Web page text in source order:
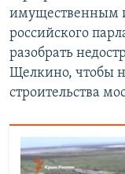
й
с
л
а
й
с
л
а
й
д
имущественным
российского
разобрать
Щелкино, чтобы
строительства